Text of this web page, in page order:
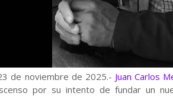
de noviembre de 2025.- Juan Carlos
por su intento de fundar un